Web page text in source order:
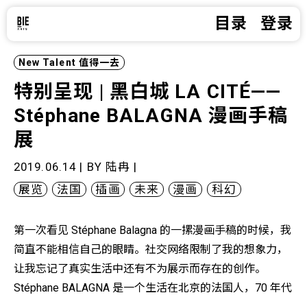
目录 登录
New Talent 值得一去
特别呈现 | 黑白城 LA CITÉ——
Stéphane BALAGNA 漫画手稿
展
2019.06.14 | BY 陆冉 |
展览
法国 插画 未来 漫画 科幻
第一次看见 Stéphane Balagna 的一摞漫画手稿的时候，我
简直不能相信自己的眼睛。社交网络限制了我的想象力，
让我忘记了真实生活中还有不为展示而存在的创作。
Stéphane BALAGNA 是一个生活在北京的法国人，70 年代